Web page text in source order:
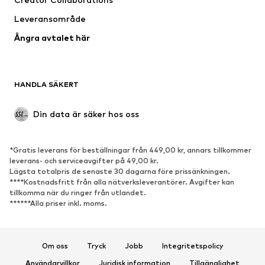
Underkläder
Kappor
Badkläder
Upcycling
Populärt
Sneakers
Stövletter
Pumps & högklackade skor
Stövlar
Sandaler
Pantoletter
Inneskor
Exklusiv
Leveransområde
Ångra avtalet här
HANDLA SÄKERT
Din data är säker hos oss
*Gratis leverans för beställningar från 449,00 kr, annars tillkommer
leverans- och serviceavgifter på 49,00 kr.
Lägsta totalpris de senaste 30 dagarna före prissänkningen.
****Kostnadsfritt från alla nätverksleverantörer. Avgifter kan
tillkomma när du ringer från utlandet.
******Alla priser inkl. moms.
Om oss Tryck Jobb
Integritetspolicy
Användarvillkor
Juridisk information Tillgänglighet